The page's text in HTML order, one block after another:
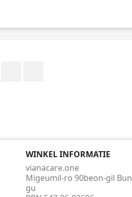
WINKEL INFORMATIE
vianacare.one
Migeumil-ro 90beon-gil
gu